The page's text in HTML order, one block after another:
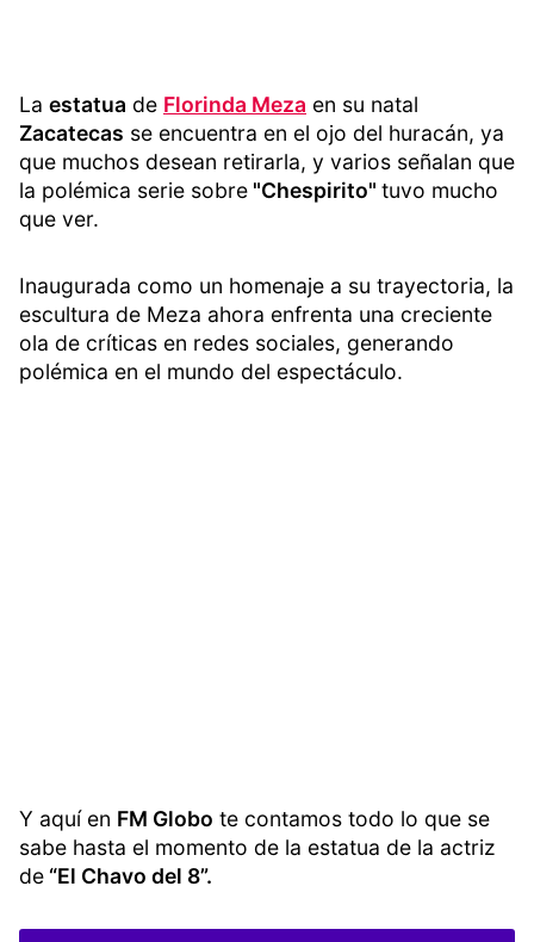
La estatua de Florinda Meza en su natal
Zacatecas se encuentra en el ojo del huracán, ya
que muchos desean retirarla, y varios señalan que
la polémica serie sobre "Chespirito" tuvo mucho
que ver.
Inaugurada como un homenaje a su trayectoria, la
escultura de Meza ahora enfrenta una creciente
ola de críticas en redes sociales, generando
polémica en el mundo del espectáculo.
Y aquí en FM Globo te contamos todo lo que se
sabe hasta el momento de la estatua de la actriz
de “El Chavo del 8”.